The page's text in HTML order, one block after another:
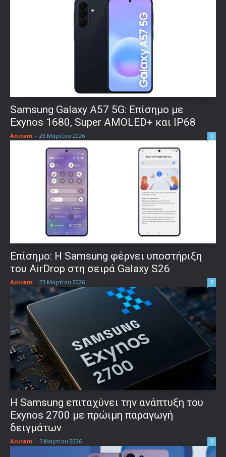
Samsung Galaxy A57 5G: Επίσημο με
Exynos 1680, Super AMOLED+ και IP68
Aniram - 26 Μαρτίου 2026 0
Επίσημο: Η Samsung φέρνει υποστήριξη
του AirDrop στη σειρά Galaxy S26
Aniram - 23 Μαρτίου 2026 0
Η Samsung επιταχύνει την ανάπτυξη του
Exynos 2700 με πρώιμη παραγωγή
δειγμάτων
Aniram - 5 Μαρτίου 2026 0